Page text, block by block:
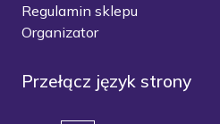
Regulamin sklepu
Organizator
Przełącz język strony